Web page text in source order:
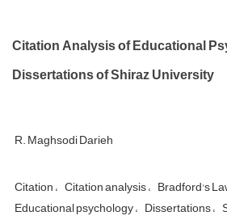
Citation Analysis of Educational
Dissertations of Shiraz University
R. Maghsodi Darieh
Citation Citation analysis Bradford's
Educational psychology Dissertations